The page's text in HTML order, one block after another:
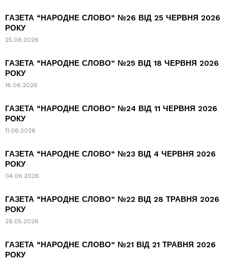
ГАЗЕТА “НАРОДНЕ СЛОВО” №26 ВІД 25 ЧЕРВНЯ 2026
РОКУ
25.06.2026
ГАЗЕТА “НАРОДНЕ СЛОВО” №25 ВІД 18 ЧЕРВНЯ 2026
РОКУ
18.06.2026
ГАЗЕТА “НАРОДНЕ СЛОВО” №24 ВІД 11 ЧЕРВНЯ 2026
РОКУ
11.06.2026
ГАЗЕТА “НАРОДНЕ СЛОВО” №23 ВІД 4 ЧЕРВНЯ 2026
РОКУ
04.06.2026
ГАЗЕТА “НАРОДНЕ СЛОВО” №22 ВІД 28 ТРАВНЯ 2026
РОКУ
28.05.2026
ГАЗЕТА “НАРОДНЕ СЛОВО” №21 ВІД 21 ТРАВНЯ 2026
РОКУ